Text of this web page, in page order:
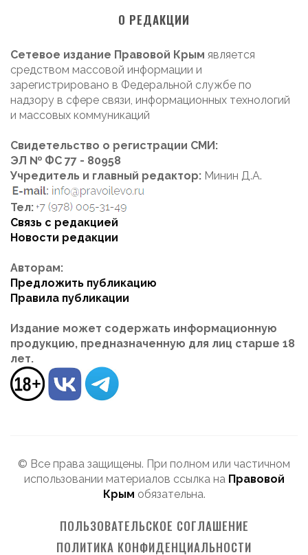
О РЕДАКЦИИ
Сетевое издание Правовой Крым является
средством массовой информации и
зарегистрировано в Федеральной службе по
надзору в сфере связи, информационных технологий
и массовых коммуникаций
Свидетельство о регистрации СМИ:
ЭЛ № ФС 77 - 80958
Учредитель и главный редактор: Минин Д.А.
Тел:
Связь с редакцией
Новости редакции
Авторам:
Предложить публикацию
Правила публикации
Издание может содержать информационную
продукцию, предназначенную для лиц старше 18
лет.
© Все права защищены. При полном или частичном
использовании материалов ссылка на Правовой
Крым обязательна.
ПОЛЬЗОВАТЕЛЬСКОЕ СОГЛАШЕНИЕ
ПОЛИТИКА КОНФИДЕНЦИАЛЬНОСТИ